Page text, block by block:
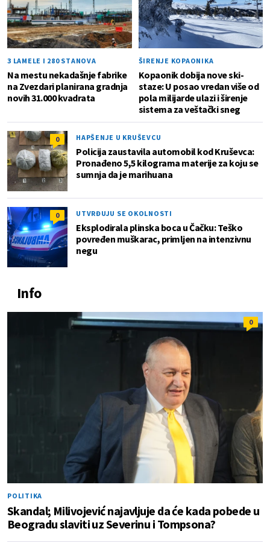
3 LAMELE I 280 STANOVA
Na mestu nekadašnje fabrike
na Zvezdari planirana gradnja
novih 31.000 kvadrata
ŠIRENJE KOPAONIKA
Kopaonik dobija nove ski-
staze: U posao vredan više od
pola milijarde ulazi i širenje
sistema za veštački sneg
0 HAPŠENJE U KRUŠEVCU
Policija zaustavila automobil kod Kruševca:
Pronađeno 5,5 kilograma materije za koju se
sumnja da je marihuana
0 UTVRĐUJU SE OKOLNOSTI
Eksplodirala plinska boca u Čačku: Teško
povređen muškarac, primljen na intenzivnu
negu
Info
0
POLITIKA
Skandal; Milivojević najavljuje da će kada pobede u
Beogradu slaviti uz Severinu i Tompsona?